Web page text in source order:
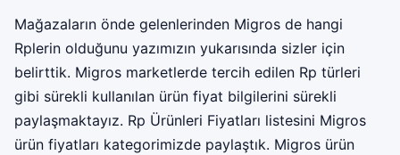
Mağazaların önde gelenlerinden Migros de hangi
Rplerin olduğunu yazımızın yukarısında sizler için
belirttik. Migros marketlerde tercih edilen Rp türleri
gibi sürekli kullanılan ürün fiyat bilgilerini sürekli
paylaşmaktayız. Rp Ürünleri Fiyatları listesini Migros
ürün fiyatları kategorimizde paylaştık. Migros ürün